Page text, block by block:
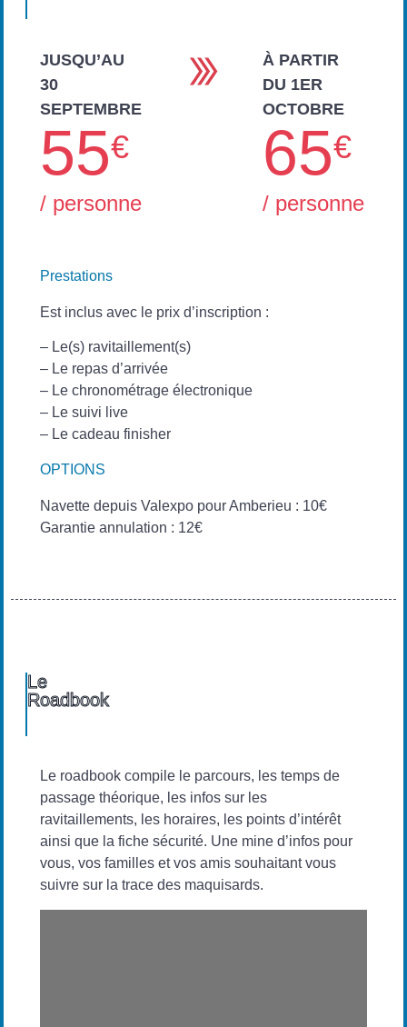
JUSQU’AU
30
SEPTEMBRE
55€
/ personne
À PARTIR
DU 1ER
OCTOBRE
65€
/ personne
Prestations
Est inclus avec le prix d’inscription :
– Le(s) ravitaillement(s)
– Le repas d’arrivée
– Le chronométrage électronique
– Le suivi live
– Le cadeau finisher
OPTIONS
Navette depuis Valexpo pour Amberieu : 10€
Garantie annulation : 12€
Le
Roadbook
Le roadbook compile le parcours, les temps de
passage théorique, les infos sur les
ravitaillements, les horaires, les points d’intérêt
ainsi que la fiche sécurité. Une mine d’infos pour
vous, vos familles et vos amis souhaitant vous
suivre sur la trace des maquisards.